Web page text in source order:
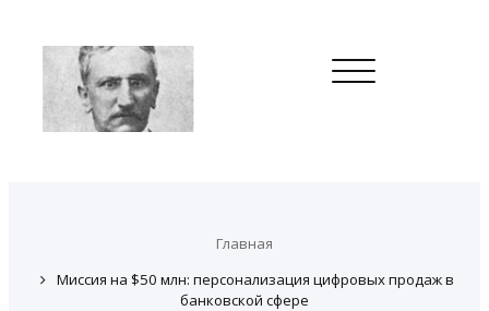
Toggle
navigation
Главная
Миссия на $50 млн: персонализация цифровых продаж в
банковской сфере